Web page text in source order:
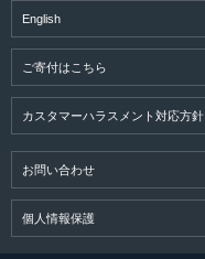
English
ご寄付はこちら
カスタマーハラスメント対応方針
お問い合わせ
個人情報保護